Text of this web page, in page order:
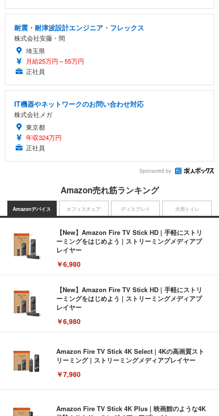
耐震・耐津波設計エンジニア・フレックス
株式会社安藤・間
埼玉県
月給25万円～55万円
正社員
IT機器やネットワークのお問い合わせ対応
株式会社メガ
東京都
年収324万円
正社員
Sponsored by
Amazon売れ筋ランキング
Amazonデバイス
【New】Amazon Fire TV Stick HD | 手軽にストリ
ーミングをはじめよう | ストリーミングメディアプ
レイヤー
￥6,980
【New】Amazon Fire TV Stick HD | 手軽にストリ
ーミングをはじめよう | ストリーミングメディアプ
レイヤー
￥6,980
Amazon Fire TV Stick 4K Select | 4Kの高画質スト
リーミング | ストリーミングメディアプレイヤー
￥7,980
Amazon Fire TV Stick 4K Plus | 映画館のような4K
オフィスチェア ディスプレイ 犬用トイレ